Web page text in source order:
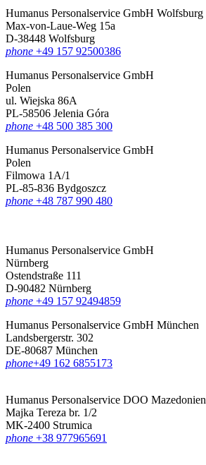
Humanus Personalservice GmbH Wolfsburg
Max-von-Laue-Weg 15a
D-38448 Wolfsburg
phone +49 157 92500386
Humanus Personalservice GmbH
Polen
ul. Wiejska 86A
PL-58506 Jelenia Góra
phone +48 500 385 300
Humanus Personalservice GmbH
Polen
Filmowa 1A/1
PL-85-836 Bydgoszcz
phone +48 787 990 480
Humanus Personalservice GmbH
Nürnberg
Ostendstraße 111
D-90482 Nürnberg
phone +49 157 92494859
Humanus Personalservice GmbH München
Landsbergerstr. 302
DE-80687 München
phone‪+49 162 6855173
Humanus Personalservice DOO Mazedonien
Majka Tereza br. 1/2
MK-2400 Strumica
phone +38 977965691